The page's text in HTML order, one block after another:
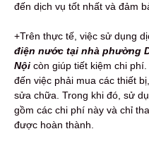
đến dịch vụ tốt nhất và đảm
+Trên thực tế, việc sử dụng
điện nước tại nhà phường
Nội còn giúp tiết kiệm chi
đến việc phải mua các thiết
sửa chữa. Trong khi đó, sử
gồm các chi phí này và chỉ
được hoàn thành.